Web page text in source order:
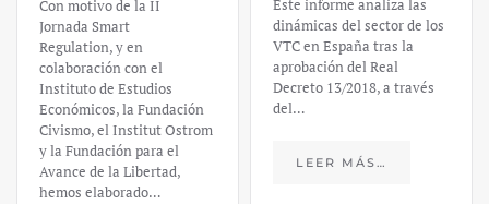
Con motivo de la II
Jornada Smart
Regulation, y en
colaboración con el
Instituto de Estudios
Económicos, la Fundación
Civismo, el Institut Ostrom
y la Fundación para el
Avance de la Libertad,
hemos elaborado…
Este informe analiza las
dinámicas del sector de los
VTC en España tras la
aprobación del Real
Decreto 13/2018, a través
del…
LEER MÁS…